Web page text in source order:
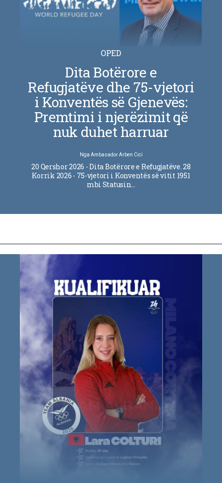
OPED
Dita Botërore e
Refugjatëve dhe 75-vjetori
i Konventës së Gjenevës:
Premtimi i njerëzimit që
nuk duhet harruar
Nga Ambasador Arben Cici
20 Qershor 2026 - Dita Botërore e Refugjatëve. 28
Korrik 2026 - 75-vjetori i Konventës së vitit 1951
mbi Statusin…